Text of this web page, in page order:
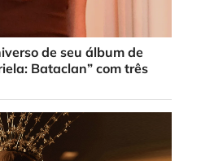
de seu álbum de
Bataclan” com três